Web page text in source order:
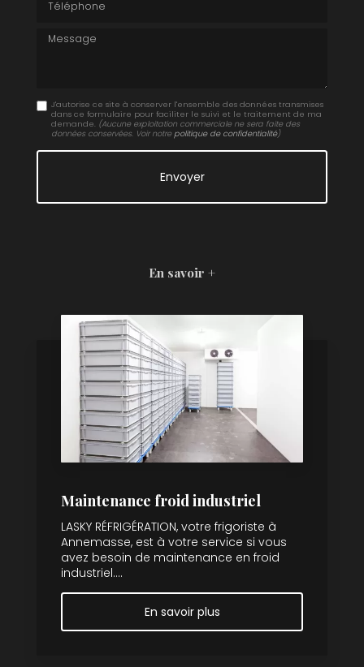
Message
J'autorise ce site à conserver l'ensemble des données transmises
dans ce formulaire pour faciliter le suivi et le traitement de ma
demande. (Aucune exploitation commerciale ne sera faite des
données conservées. Voir notre politique de confidentialité)
En savoir +
Maintenance froid industriel
LASKY RÉFRIGÉRATION, votre frigoriste à
Annemasse, est à votre service si vous
avez besoin de maintenance en froid
industriel....
En savoir plus